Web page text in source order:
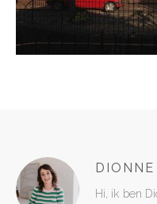
Hi, ik ben